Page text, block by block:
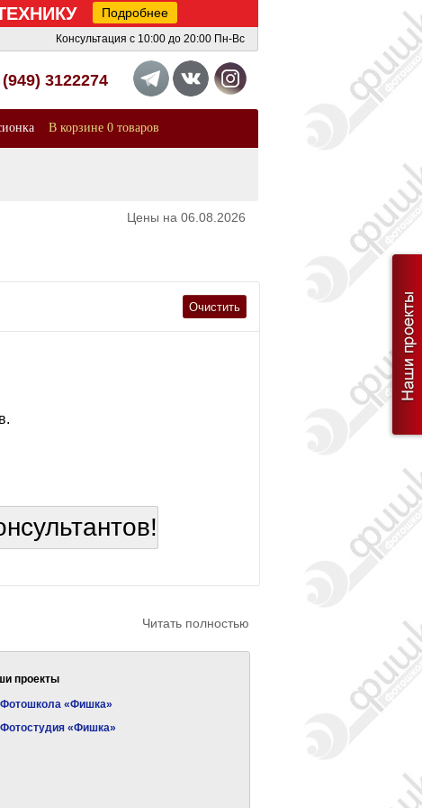
Подробнее
Консультация с 10:00 до 20:00 Пн-Вс
3122274
В корзине 0 товаров
Цены на 06.08.2026
Очистить
Читать полностью
проекты
Фотошкола «Фишка»
Фотостудия «Фишка»